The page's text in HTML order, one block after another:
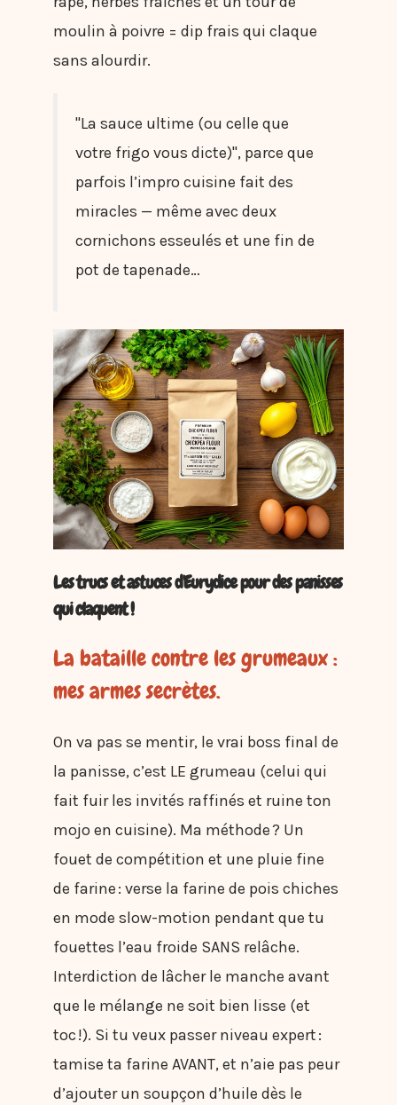
moulin à poivre = dip frais qui claque
sans alourdir.
"La sauce ultime (ou celle que
votre frigo vous dicte)", parce que
parfois l’impro cuisine fait des
miracles — même avec deux
cornichons esseulés et une fin de
pot de tapenade…
Les trucs et astuces d'Eurydice pour des panisses
qui claquent !
La bataille contre les grumeaux :
mes armes secrètes.
On va pas se mentir, le vrai boss final de
la panisse, c’est LE grumeau (celui qui
fait fuir les invités raffinés et ruine ton
mojo en cuisine). Ma méthode ? Un
fouet de compétition et une pluie fine
de farine : verse la farine de pois chiches
en mode slow-motion pendant que tu
fouettes l’eau froide SANS relâche.
Interdiction de lâcher le manche avant
que le mélange ne soit bien lisse (et
toc !). Si tu veux passer niveau expert :
tamise ta farine AVANT, et n’aie pas peur
d’ajouter un soupçon d’huile dès le